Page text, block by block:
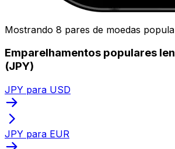
Mostrando 8 pares de moedas
Emparelhamentos populares
(JPY)
JPY para USD
JPY para EUR